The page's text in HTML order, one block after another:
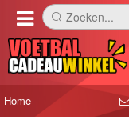
󰅼 Zoeken...
Home